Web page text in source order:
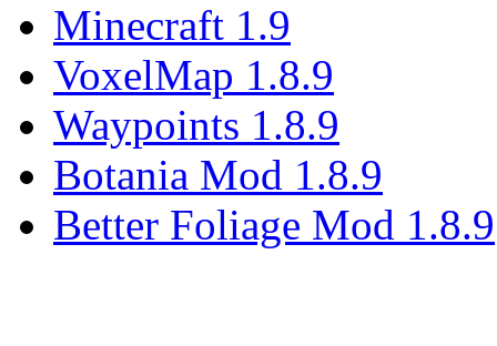
Minecraft 1.9
VoxelMap 1.8.9
Waypoints 1.8.9
Botania Mod 1.8.9
Better Foliage Mod 1.8.9